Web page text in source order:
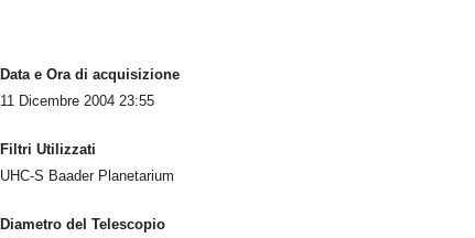
Data e Ora di acquisizione
11 Dicembre 2004 23:55
Filtri Utilizzati
UHC-S Baader Planetarium
Diametro del Telescopio